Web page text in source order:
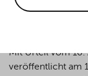
Alternatively,
to reject all
Mit Urteil vom 16.
veröffentlicht am